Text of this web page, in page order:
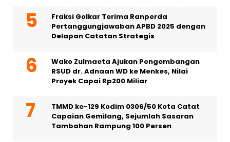
Fraksi Golkar Terima Ranperda
Pertanggungjawaban APBD 2025 dengan
Delapan Catatan Strategis
Wako Zulmaeta Ajukan Pengembangan
RSUD dr. Adnaan WD ke Menkes, Nilai
Proyek Capai Rp200 Miliar
TMMD ke-129 Kodim 0306/50 Kota Catat
Capaian Gemilang, Sejumlah Sasaran
Tambahan Rampung 100 Persen